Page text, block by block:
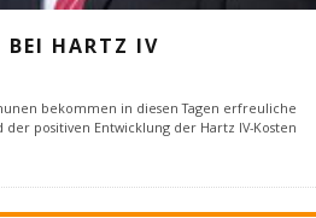
BEI HARTZ IV
bekommen in diesen Tagen erfreuliche
der positiven Entwicklung der Hartz IV-Kosten